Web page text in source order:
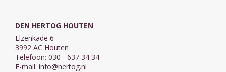
DEN HERTOG HOUTEN
Elzenkade 6
3992 AC Houten
Telefoon: 030 - 637 34 34
E-mail: info@hertog.nl